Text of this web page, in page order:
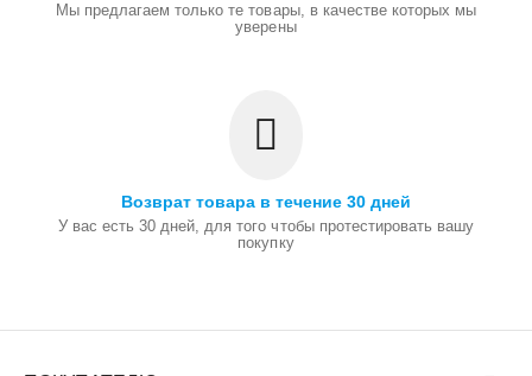
Мы предлагаем только те товары, в качестве которых мы
уверены
Возврат товара в течение 30 дней
У вас есть 30 дней, для того чтобы протестировать вашу
покупку